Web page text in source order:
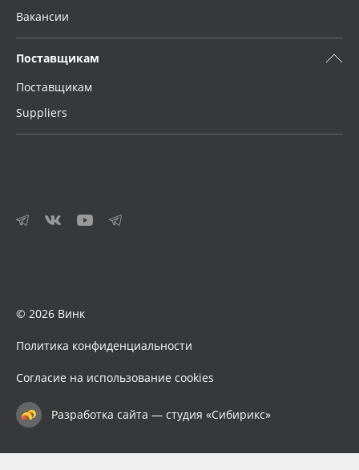
Вакансии
Поставщикам
Поставщикам
Suppliers
© 2026 Винк
Политика конфиденциальности
Согласие на использование cookies
Разработка сайта — студия «Сибирикс»